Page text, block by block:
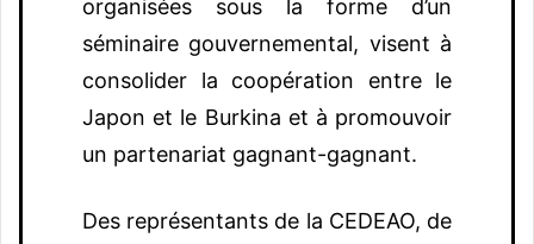
organisées sous la forme d’un
séminaire gouvernemental, visent à
consolider la coopération entre le
Japon et le Burkina et à promouvoir
un partenariat gagnant-gagnant.
Des représentants de la CEDEAO, de